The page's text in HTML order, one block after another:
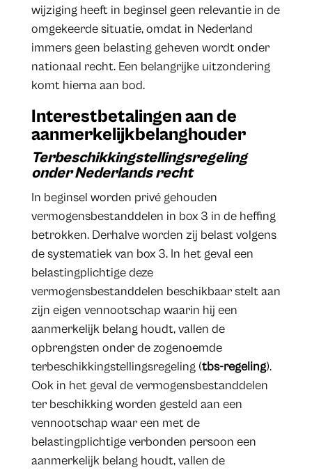
wijziging heeft in beginsel geen relevantie in de
omgekeerde situatie, omdat in Nederland
immers geen belasting geheven wordt onder
nationaal recht. Een belangrijke uitzondering
komt hierna aan bod.
Interestbetalingen aan de
aanmerkelijkbelanghouder
Terbeschikkingstellingsregeling
onder Nederlands recht
In beginsel worden privé gehouden
vermogensbestanddelen in box 3 in de heffing
betrokken. Derhalve worden zij belast volgens
de systematiek van box 3. In het geval een
belastingplichtige deze
vermogensbestanddelen beschikbaar stelt aan
zijn eigen vennootschap waarin hij een
aanmerkelijk belang houdt, vallen de
opbrengsten onder de zogenoemde
terbeschikkingstellingsregeling (tbs-regeling).
Ook in het geval de vermogensbestanddelen
ter beschikking worden gesteld aan een
vennootschap waar een met de
belastingplichtige verbonden persoon een
aanmerkelijk belang houdt, vallen de